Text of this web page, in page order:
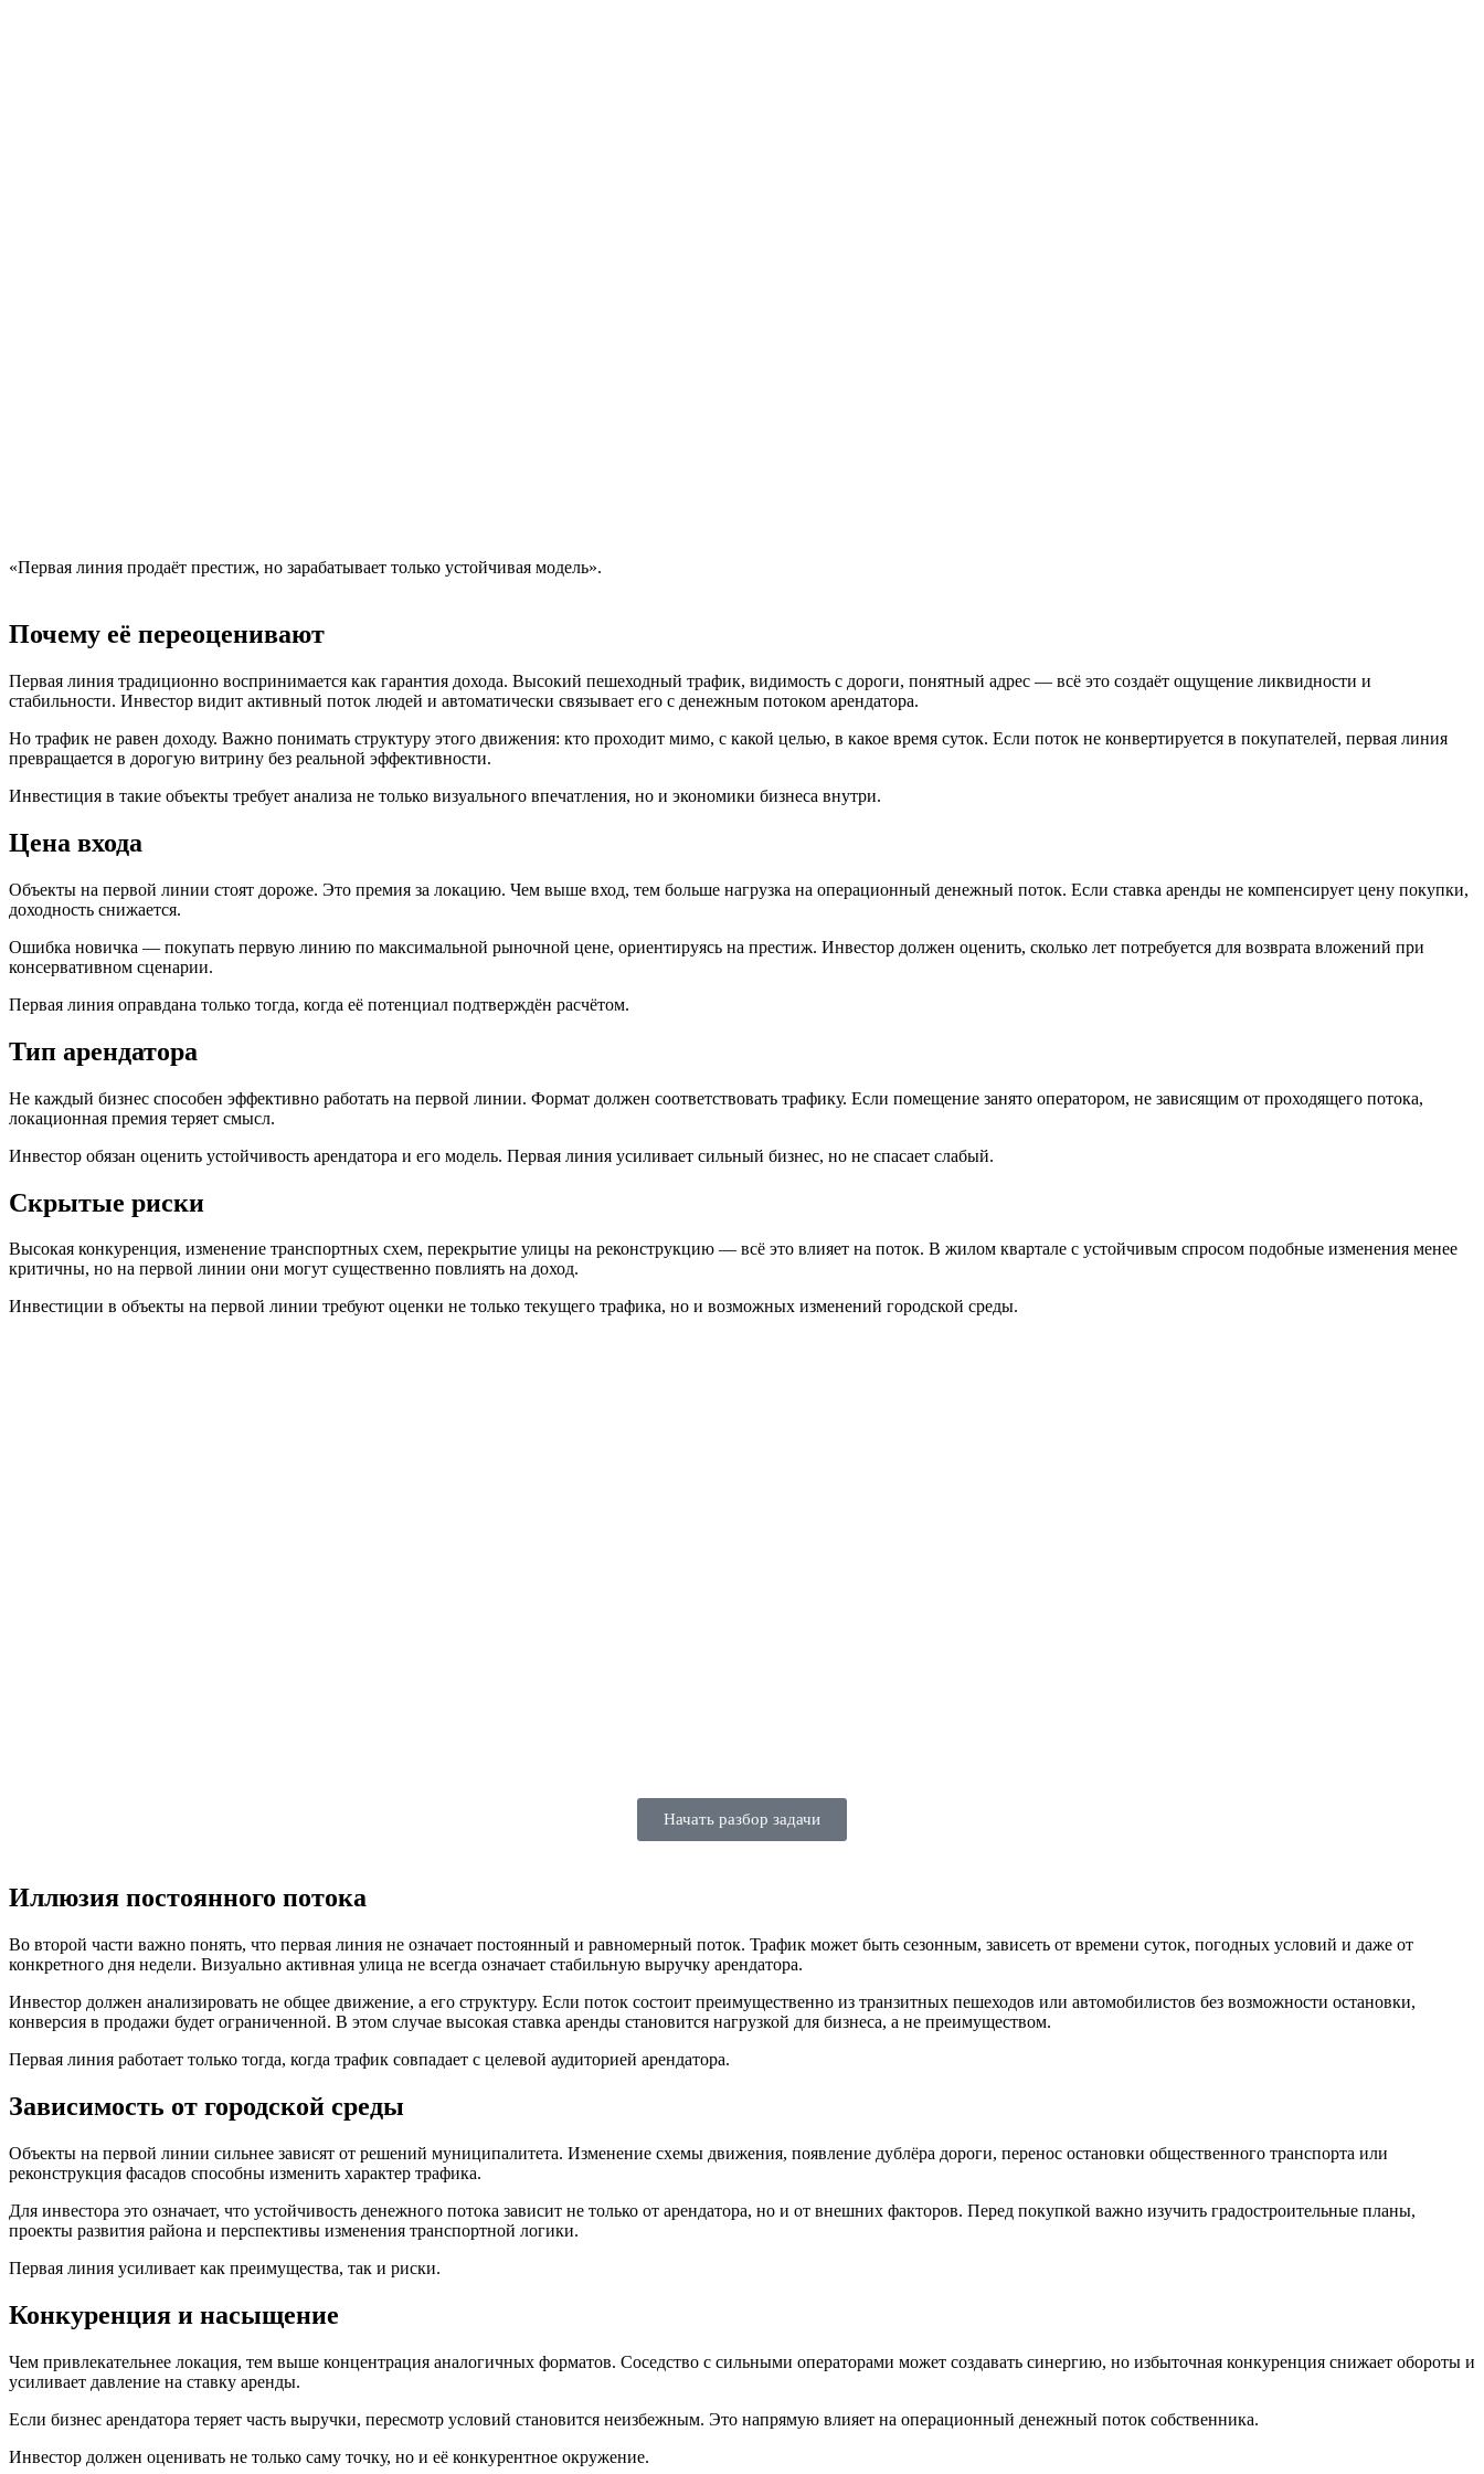
«Первая линия продаёт престиж, но зарабатывает только устойчивая модель».
Почему её переоценивают
Первая линия традиционно воспринимается как гарантия дохода. Высокий пешеходный трафик, видимость с дороги, понятный адрес — всё это создаёт ощущение ликвидности и
стабильности. Инвестор видит активный поток людей и автоматически связывает его с денежным потоком арендатора.
Но трафик не равен доходу. Важно понимать структуру этого движения: кто проходит мимо, с какой целью, в какое время суток. Если поток не конвертируется в покупателей, первая линия
превращается в дорогую витрину без реальной эффективности.
Инвестиция в такие объекты требует анализа не только визуального впечатления, но и экономики бизнеса внутри.
Цена входа
Объекты на первой линии стоят дороже. Это премия за локацию. Чем выше вход, тем больше нагрузка на операционный денежный поток. Если ставка аренды не компенсирует цену покупки,
доходность снижается.
Ошибка новичка — покупать первую линию по максимальной рыночной цене, ориентируясь на престиж. Инвестор должен оценить, сколько лет потребуется для возврата вложений при
консервативном сценарии.
Первая линия оправдана только тогда, когда её потенциал подтверждён расчётом.
Тип арендатора
Не каждый бизнес способен эффективно работать на первой линии. Формат должен соответствовать трафику. Если помещение занято оператором, не зависящим от проходящего потока,
локационная премия теряет смысл.
Инвестор обязан оценить устойчивость арендатора и его модель. Первая линия усиливает сильный бизнес, но не спасает слабый.
Скрытые риски
Высокая конкуренция, изменение транспортных схем, перекрытие улицы на реконструкцию — всё это влияет на поток. В жилом квартале с устойчивым спросом подобные изменения менее
критичны, но на первой линии они могут существенно повлиять на доход.
Инвестиции в объекты на первой линии требуют оценки не только текущего трафика, но и возможных изменений городской среды.
Начать разбор задачи
Иллюзия постоянного потока
Во второй части важно понять, что первая линия не означает постоянный и равномерный поток. Трафик может быть сезонным, зависеть от времени суток, погодных условий и даже от
конкретного дня недели. Визуально активная улица не всегда означает стабильную выручку арендатора.
Инвестор должен анализировать не общее движение, а его структуру. Если поток состоит преимущественно из транзитных пешеходов или автомобилистов без возможности остановки,
конверсия в продажи будет ограниченной. В этом случае высокая ставка аренды становится нагрузкой для бизнеса, а не преимуществом.
Первая линия работает только тогда, когда трафик совпадает с целевой аудиторией арендатора.
Зависимость от городской среды
Объекты на первой линии сильнее зависят от решений муниципалитета. Изменение схемы движения, появление дублёра дороги, перенос остановки общественного транспорта или
реконструкция фасадов способны изменить характер трафика.
Для инвестора это означает, что устойчивость денежного потока зависит не только от арендатора, но и от внешних факторов. Перед покупкой важно изучить градостроительные планы,
проекты развития района и перспективы изменения транспортной логики.
Первая линия усиливает как преимущества, так и риски.
Конкуренция и насыщение
Чем привлекательнее локация, тем выше концентрация аналогичных форматов. Соседство с сильными операторами может создавать синергию, но избыточная конкуренция снижает обороты и
усиливает давление на ставку аренды.
Если бизнес арендатора теряет часть выручки, пересмотр условий становится неизбежным. Это напрямую влияет на операционный денежный поток собственника.
Инвестор должен оценивать не только саму точку, но и её конкурентное окружение.